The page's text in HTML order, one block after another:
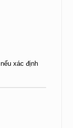
nếu xác định